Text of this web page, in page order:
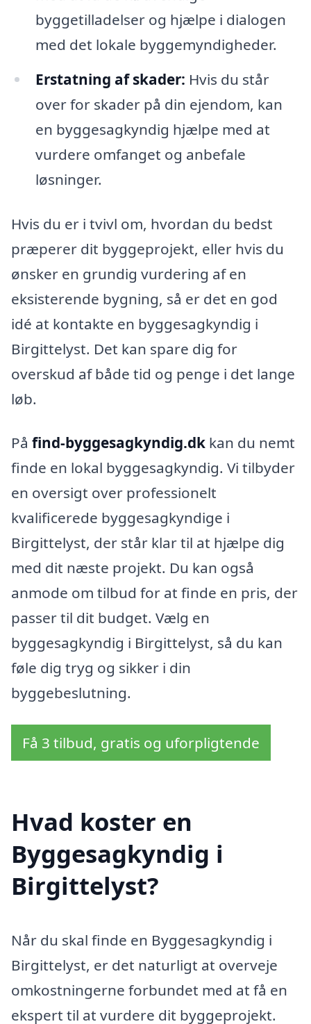
byggetilladelser og hjælpe i dialogen
med det lokale byggemyndigheder.
Erstatning af skader: Hvis du står
over for skader på din ejendom, kan
en byggesagkyndig hjælpe med at
vurdere omfanget og anbefale
løsninger.
Hvis du er i tvivl om, hvordan du bedst
præperer dit byggeprojekt, eller hvis du
ønsker en grundig vurdering af en
eksisterende bygning, så er det en god
idé at kontakte en byggesagkyndig i
Birgittelyst. Det kan spare dig for
overskud af både tid og penge i det lange
løb.
På find-byggesagkyndig.dk kan du nemt
finde en lokal byggesagkyndig. Vi tilbyder
en oversigt over professionelt
kvalificerede byggesagkyndige i
Birgittelyst, der står klar til at hjælpe dig
med dit næste projekt. Du kan også
anmode om tilbud for at finde en pris, der
passer til dit budget. Vælg en
byggesagkyndig i Birgittelyst, så du kan
føle dig tryg og sikker i din
byggebeslutning.
Få 3 tilbud, gratis og uforpligtende
Hvad koster en
Byggesagkyndig i
Birgittelyst?
Når du skal finde en Byggesagkyndig i
Birgittelyst, er det naturligt at overveje
omkostningerne forbundet med at få en
ekspert til at vurdere dit byggeprojekt.